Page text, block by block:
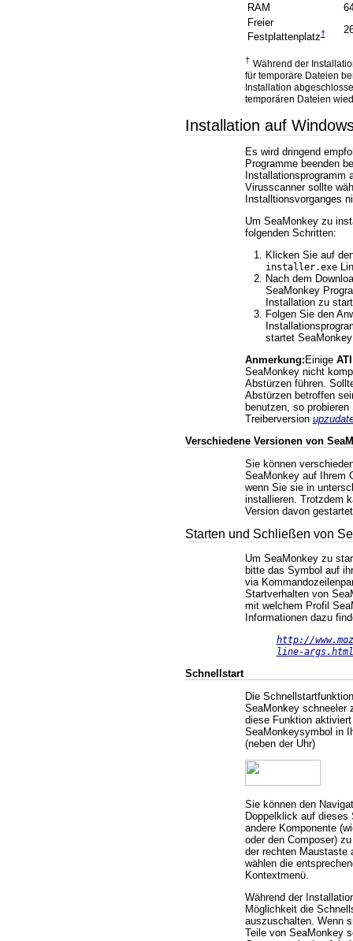
RAM
Freier
Festplattenplatz†
† Während der
für temporäre Dateien
Installation
temporären Dateien
Installation auf
Es wird dringend
Programme beenden
Installationsprogramm
Virusscanner sollte
Installtionsvorganges
Um SeaMonkey zu
folgenden Schritten:
Klicken Sie auf
installer.exe
Nach dem
SeaMonkey
Installation zu
Folgen Sie den
startet
Anmerkung: Einige
SeaMonkey nicht
Abstürzen führen.
Abstürzen betroffen
benutzen, so
Treiberversion
Verschiedene Versionen von
Sie können
SeaMonkey auf Ihrem
wenn Sie sie in
installieren. Trotzdem
Version davon
Starten und Schließen von
Um SeaMonkey zu
bitte das Symbol auf
via
Startverhalten von
mit welchem Profil
Informationen dazu
http://
line-args.html
Schnellstart
Die
SeaMonkey schneeler
diese Funktion
SeaMonkeysymbol in
(neben der Uhr)
Sie können den
Doppelklick auf
andere Komponente
oder den Composer)
der rechten Maustaste
wählen die
Kontextmenü.
Während der
Möglichkeit die
auszuschalten. Wenn
Teile von SeaMonkey